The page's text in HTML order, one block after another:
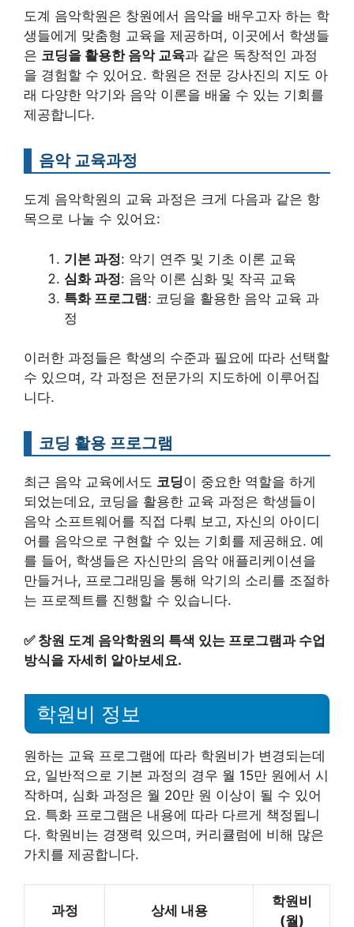
도계 음악학원은 창원에서 음악을 배우고자 하는 학
생들에게 맞춤형 교육을 제공하며, 이곳에서 학생들
은 코딩을 활용한 음악 교육과 같은 독창적인 과정
을 경험할 수 있어요. 학원은 전문 강사진의 지도 아
래 다양한 악기와 음악 이론을 배울 수 있는 기회를
제공합니다.
음악 교육과정
도계 음악학원의 교육 과정은 크게 다음과 같은 항
목으로 나눌 수 있어요:
기본 과정: 악기 연주 및 기초 이론 교육
심화 과정: 음악 이론 심화 및 작곡 교육
특화 프로그램: 코딩을 활용한 음악 교육 과
정
이러한 과정들은 학생의 수준과 필요에 따라 선택할
수 있으며, 각 과정은 전문가의 지도하에 이루어집
니다.
코딩 활용 프로그램
최근 음악 교육에서도 코딩이 중요한 역할을 하게
되었는데요, 코딩을 활용한 교육 과정은 학생들이
음악 소프트웨어를 직접 다뤄 보고, 자신의 아이디
어를 음악으로 구현할 수 있는 기회를 제공해요. 예
를 들어, 학생들은 자신만의 음악 애플리케이션을
만들거나, 프로그래밍을 통해 악기의 소리를 조절하
는 프로젝트를 진행할 수 있습니다.
✅ 창원 도계 음악학원의 특색 있는 프로그램과 수업
방식을 자세히 알아보세요.
학원비 정보
원하는 교육 프로그램에 따라 학원비가 변경되는데
요, 일반적으로 기본 과정의 경우 월 15만 원에서 시
작하며, 심화 과정은 월 20만 원 이상이 될 수 있어
요. 특화 프로그램은 내용에 따라 다르게 책정됩니
다. 학원비는 경쟁력 있으며, 커리큘럼에 비해 많은
가치를 제공합니다.
과정 상세 내용
학원비
(월)